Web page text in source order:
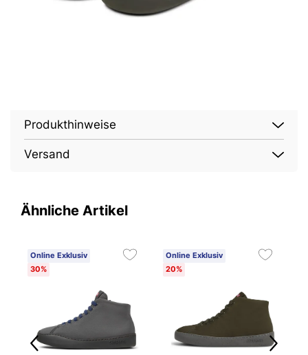
Produkthinweise
Versand
Ähnliche Artikel
Online Exklusiv
30%
Online Exklusiv
20%